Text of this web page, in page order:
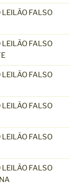
FALSO
FALSO
FALSO
FALSO
FALSO
FALSO